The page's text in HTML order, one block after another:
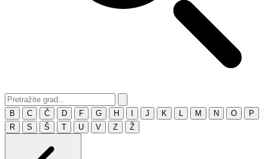
B C Č D F G H J K M N O
P
R
S Š T U V Z Ž